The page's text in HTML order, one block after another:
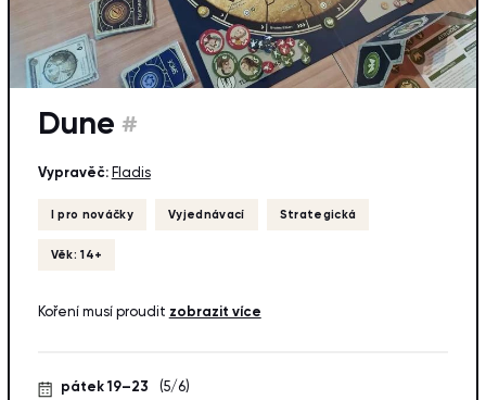
Dune #
Vypravěč: Fladis
I pro nováčky Vyjednávací Strategická
Věk: 14+
Koření musí proudit zobrazit více
pátek 19–23
(5/6)